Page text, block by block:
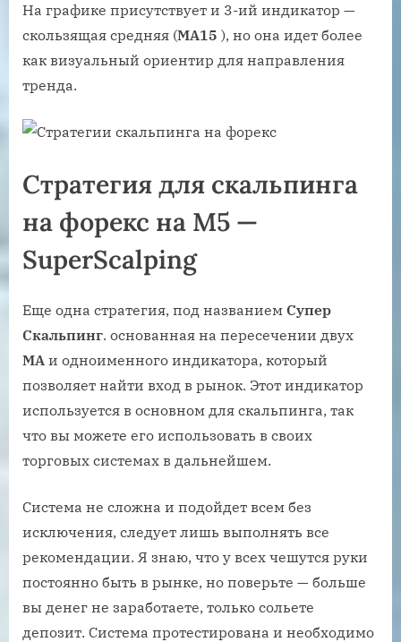
На графике присутствует и 3-ий индикатор —
скользящая средняя (МА15 ), но она идет более
как визуальный ориентир для направления
тренда.
Стратегия для скальпинга
на форекс на М5 —
SuperScalping
Еще одна стратегия, под названием Супер
Скальпинг. основанная на пересечении двух
МА и одноименного индикатора, который
позволяет найти вход в рынок. Этот индикатор
используется в основном для скальпинга, так
что вы можете его использовать в своих
торговых системах в дальнейшем.
Система не сложна и подойдет всем без
исключения, следует лишь выполнять все
рекомендации. Я знаю, что у всех чешутся руки
постоянно быть в рынке, но поверьте — больше
вы денег не заработаете, только сольете
депозит. Система протестирована и необходимо